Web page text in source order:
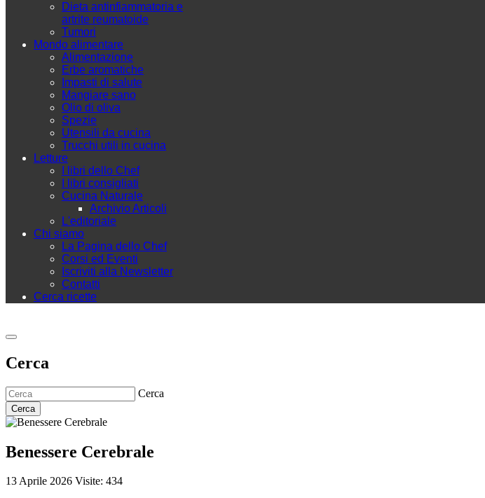
Dieta antinfiammatoria e
artrite reumatoide
Tumori
Mondo alimentare
Alimentazione
Erbe aromatiche
Impasti di salute
Mangiare sano
Olio di oliva
Spezie
Utensili da cucina
Trucchi utili in cucina
Letture
I libri dello Chef
I libri consigliati
Cucina Naturale
Archivio Articoli
L'editoriale
Chi siamo
La Pagina dello Chef
Corsi ed Eventi
Iscriviti alla Newsletter
Contatti
Cerca ricette
Cerca
Cerca
Cerca
Benessere Cerebrale
13 Aprile 2026 Visite: 434